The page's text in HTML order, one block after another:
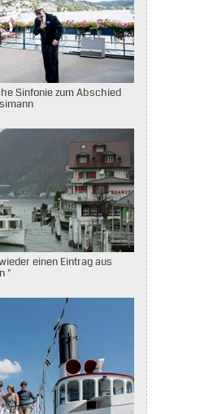
Sinfonie zum Abschied
einen Eintrag aus
"